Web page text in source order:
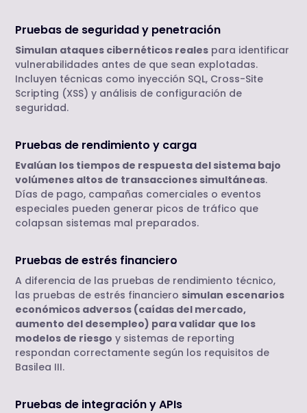
Pruebas de seguridad y penetración
Simulan ataques cibernéticos reales para identificar
vulnerabilidades antes de que sean explotadas.
Incluyen técnicas como inyección SQL, Cross-Site
Scripting (XSS) y análisis de configuración de
seguridad.
Pruebas de rendimiento y carga
Evalúan los tiempos de respuesta del sistema bajo
volúmenes altos de transacciones simultáneas.
Días de pago, campañas comerciales o eventos
especiales pueden generar picos de tráfico que
colapsan sistemas mal preparados.
Pruebas de estrés financiero
A diferencia de las pruebas de rendimiento técnico,
las pruebas de estrés financiero simulan escenarios
económicos adversos (caídas del mercado,
aumento del desempleo) para validar que los
modelos de riesgo y sistemas de reporting
respondan correctamente según los requisitos de
Basilea III.
Pruebas de integración y APIs